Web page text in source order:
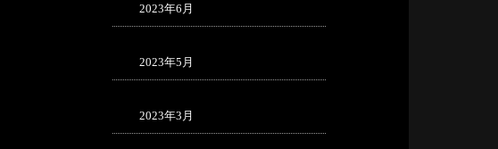
2023年6月
2023年5月
2023年3月